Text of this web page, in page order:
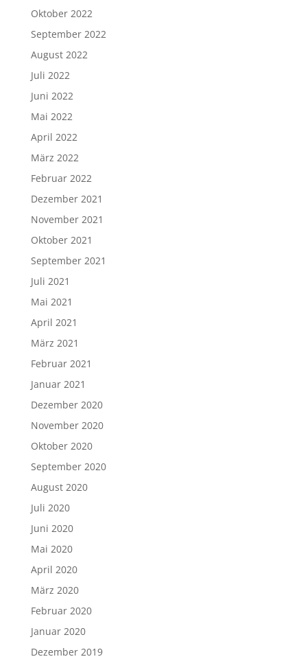
Oktober 2022
September 2022
August 2022
Juli 2022
Juni 2022
Mai 2022
April 2022
März 2022
Februar 2022
Dezember 2021
November 2021
Oktober 2021
September 2021
Juli 2021
Mai 2021
April 2021
März 2021
Februar 2021
Januar 2021
Dezember 2020
November 2020
Oktober 2020
September 2020
August 2020
Juli 2020
Juni 2020
Mai 2020
April 2020
März 2020
Februar 2020
Januar 2020
Dezember 2019